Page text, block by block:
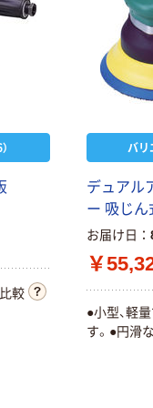
較
バリ
デュアル
ー 吸じん
お届け日
￥
●小型、軽
す。●円滑